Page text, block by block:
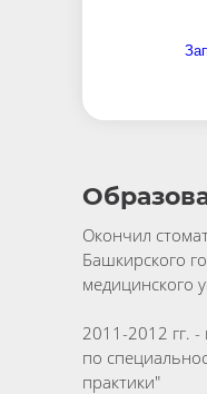
Окончил
Башкирского
медицинского
2011-2012 гг.
по
практики"